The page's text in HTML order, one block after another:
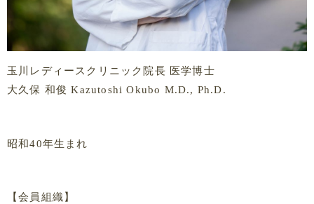
玉川レディースクリニック院長 医学博士
大久保 和俊 Kazutoshi Okubo M.D., Ph.D.
昭和40年生まれ
【会員組織】